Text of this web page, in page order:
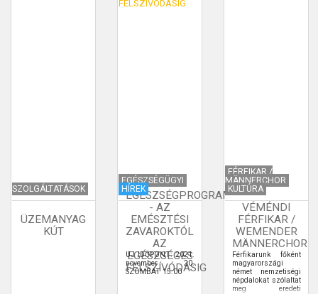
SZOLGÁLTATÁSOK
ÜZEMANYAG
KÚT
EGÉSZSÉGÜGYI
HÍREKVÉMÉNDI
EGÉSZSÉGPROGRAM
- AZ
EMÉSZTÉSI
ZAVAROKTÓL
AZ
EGÉSZSÉGES
FELSZÍVÓDÁSIG
ÚJ IDŐPONT: 2021.
november 20.
SZOMBAT 15:00
FÉRFIKAR /
MÄNNERCHOR
KULTÚRA
VÉMÉNDI
FÉRFIKAR /
WEMENDER
MÄNNERCHOR
Férfikarunk főként
magyarországi
német nemzetiségi
népdalokat szólaltat
meg eredeti